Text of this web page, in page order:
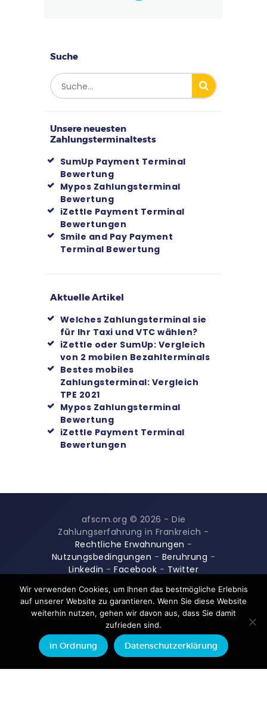
Suche
Unsere neuesten
Zahlungsterminaltests
SumUp Payment Terminal
Bewertung
Mypos Zahlungsterminal
Bewertung
iZettle Payment Terminal
Bewertungen
Smile and Pay Payment
Terminal Bewertung
Aktuelle Artikel
Welches Zahlungsterminal sie
für Ihr Taxi und VTC wählen?
iZettle oder SumUp: Vergleich
von 2 mobilen Bezahlterminals
Bestes mobiles
Zahlungsterminal: Vergleich
TPE 2021
Mypos Zahlungsterminal
Bewertung
iZettle Payment Terminal
Bewertungen
afscm.org © 2026 - Die
Zahlungserfahrung in Frankreich -
Rechtliche Erwahnungen -
Nutzungsbedingungen - Beruhrung -
Linkedin -Facebook - Twitter
Wir verwenden Cookies, um Ihnen das bestmögliche Erlebnis
auf unserer Website zu garantieren. Wenn Sie diese Website
weiterhin nutzen, gehen wir davon aus, dass Sie damit
zufrieden sind.
in Ordnung Datenschutzerklärung